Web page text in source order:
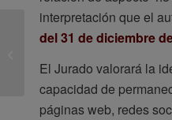
interpretación que el
del 31 de diciembre
El Jurado valorará la
capacidad de
páginas web, redes
Viernes del IUU con
Doralice Sátyro Maia